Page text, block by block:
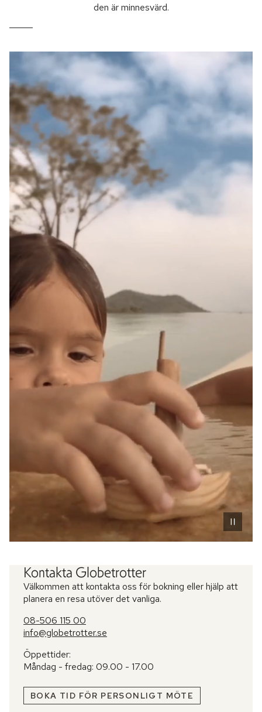
den är minnesvärd.
Kontakta Globetrotter
Välkommen att kontakta oss för bokning eller hjälp att
planera en resa utöver det vanliga.
08-506 115 00
info@globetrotter.se
Öppettider:
Måndag - fredag: 09.00 - 17.00
BOKA TID FÖR PERSONLIGT MÖTE